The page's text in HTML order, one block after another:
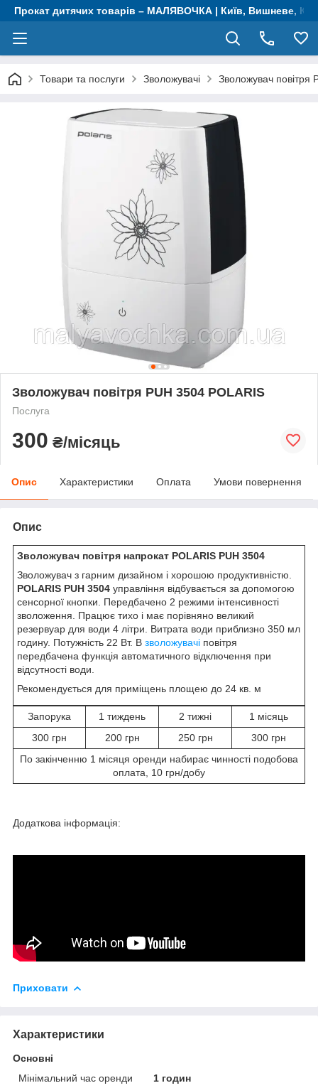
Прокат дитячих товарів – МАЛЯВОЧКА | Київ, Вишневе,
Товари та послуги Зволожувачі Зволожувач повітря
Зволожувач повітря PUH 3504 POLARIS
Послуга
300 ₴/місяць
Опис Характеристики Оплата Умови повернення
Опис
Зволожувач повітря напрокат POLARIS PUH 3504
Зволожувач з гарним дизайном і хорошою продуктивністю.
POLARIS PUH 3504 управління відбувається за допомогою
сенсорної кнопки. Передбачено 2 режими інтенсивності
зволоження. Працює тихо і має порівняно великий
резервуар для води 4 літри. Витрата води приблизно 350 мл
годину. Потужність 22 Вт. В зволожувачі повітря
передбачена функція автоматичного відключення при
відсутності води.
Рекомендується для приміщень площею до 24 кв. м
Запорука 1 тиждень 2 тижні
1 місяць
300 грн
200 грн 250 грн
300 грн
По закінченню 1 місяця оренди набирає чинності подобова
оплата, 10 грн/добу
Додаткова інформація:
Приховати
Характеристики
Основні
Мінімальний час оренди
1 годин